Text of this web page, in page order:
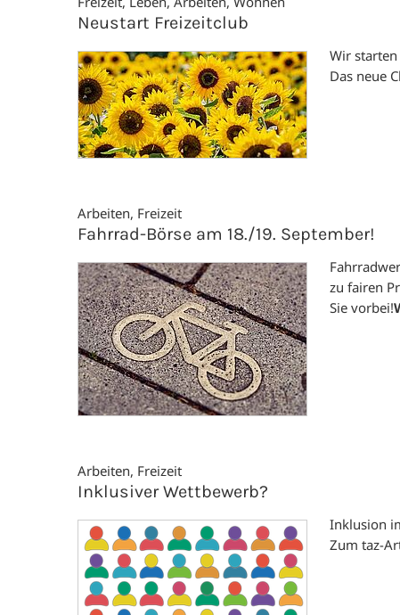
Neustart Freizeitclub
Wir
Das neue
Arbeiten, Freizeit
Fahrrad-Börse am 18./19. September!
zu fairen
Sie vorbei!
Arbeiten, Freizeit
Inklusiver Wettbewerb?
Inklusion
Zum taz-